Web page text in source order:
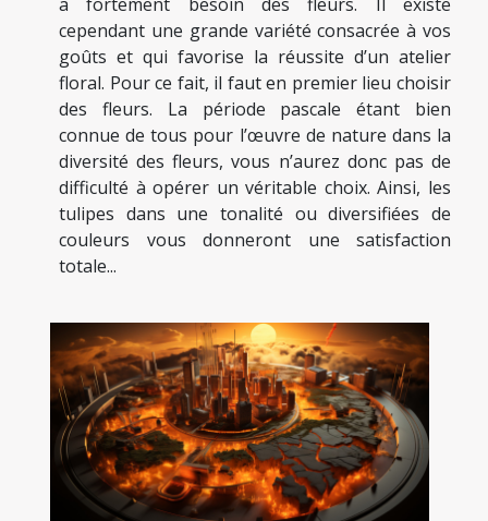
cependant une grande variété consacrée à vos
goûts et qui favorise la réussite d’un atelier
floral. Pour ce fait, il faut en premier lieu choisir
des fleurs. La période pascale étant bien
connue de tous pour l’œuvre de nature dans la
diversité des fleurs, vous n’aurez donc pas de
difficulté à opérer un véritable choix. Ainsi, les
tulipes dans une tonalité ou diversifiées de
couleurs vous donneront une satisfaction
totale...